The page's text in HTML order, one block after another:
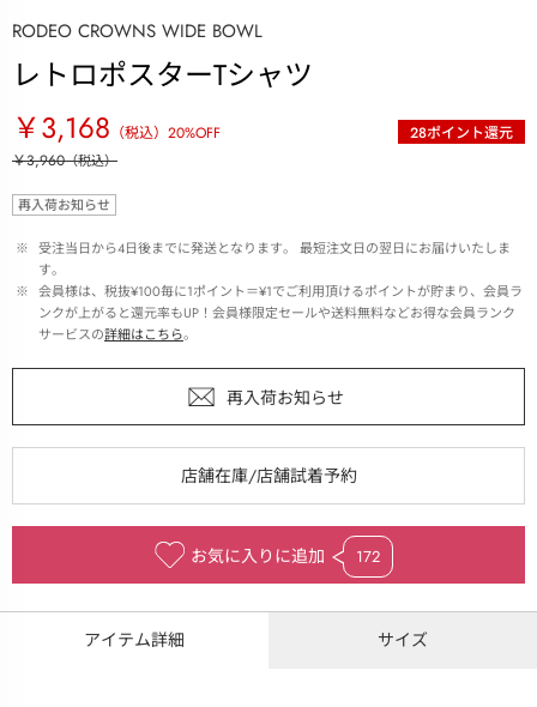
RODEO CROWNS WIDE BOWL
レトロポスターTシャツ
￥3,168 （税込） 20%OFF 28ポイント還元
￥3,960（税込）
再入荷お知らせ
※ 受注当日から4日後までに発送となります。 最短注文日の翌日にお届けいたしま
す。
※ 会員様は、税抜¥100毎に1ポイント＝¥1でご利用頂けるポイントが貯まり、会員ラ
ンクが上がると還元率もUP！会員様限定セールや送料無料などお得な会員ランク
サービスの詳細はこちら。
お気に入りに追加 172
アイテム詳細 サイズ